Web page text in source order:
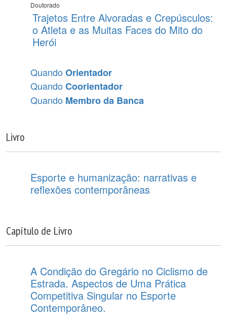
Doutorado
Trajetos Entre Alvoradas e Crepúsculos:
o Atleta e as Muitas Faces do Mito do
Herói
Quando Orientador
Quando Coorientador
Quando Membro da Banca
Livro
Esporte e humanização: narrativas e
reflexões contemporâneas
Capítulo de Livro
A Condição do Gregário no Ciclismo de
Estrada. Aspectos de Uma Prática
Competitiva Singular no Esporte
Contemporâneo.